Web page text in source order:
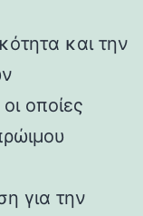
και την
οποίες
για την